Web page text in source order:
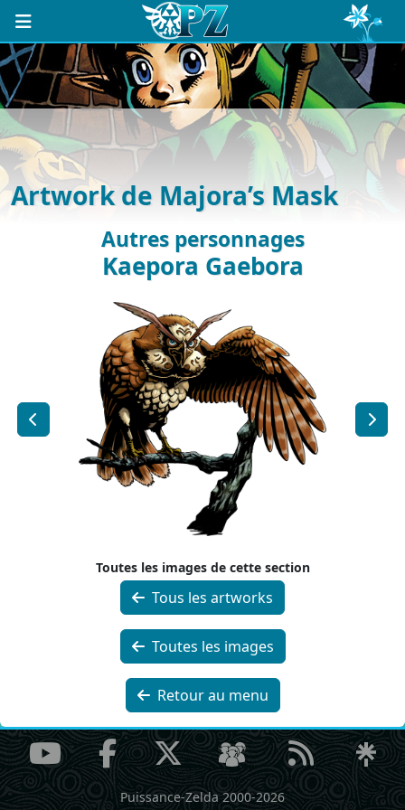
Artwork de Majora’s Mask
Autres personnages
Kaepora Gaebora
Toutes les images de cette section
Tous les artworks
Toutes les images
Retour au menu
Puissance-Zelda 2000-2026